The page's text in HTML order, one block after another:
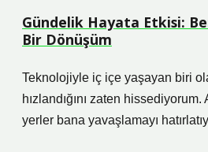
Gündelik Hayata Etkisi:
Bir Dönüşüm
Teknolojiyle iç içe yaşayan biri
hızlandığını zaten hissediyorum.
yerler bana yavaşlamayı